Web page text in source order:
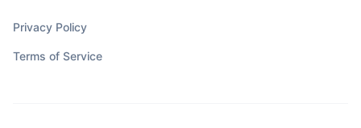
Privacy Policy
Terms of Service